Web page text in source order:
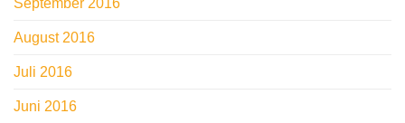
September 2016
August 2016
Juli 2016
Juni 2016